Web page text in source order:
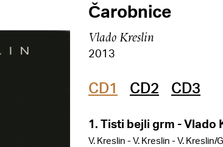
Čarobnice
Vlado Kreslin
2013
CD1 CD2 CD3
1. Tisti bejli grm - Vlado
V. Kreslin - V. Kreslin - V.